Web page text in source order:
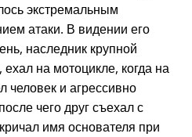
экстремальным
атаки. В видении его
наследник крупной
на мотоцикле, когда на
и агрессивно
чего друг съехал с
имя основателя при